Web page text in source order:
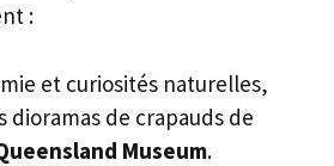
:
et curiosités naturelles,
dioramas de crapauds de
Museum.